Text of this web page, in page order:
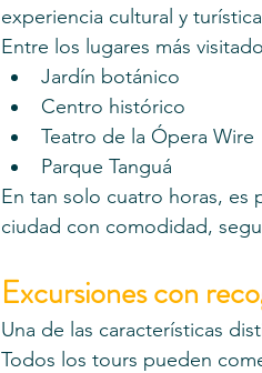
experiencia cultural y
Entre los lugares más
Jardín botánico
Centro histórico
Teatro de la Ópera Wire
Parque Tanguá
En tan solo cuatro horas, es
ciudad con comodidad,
Excursiones con
Una de las características
Todos los tours pueden